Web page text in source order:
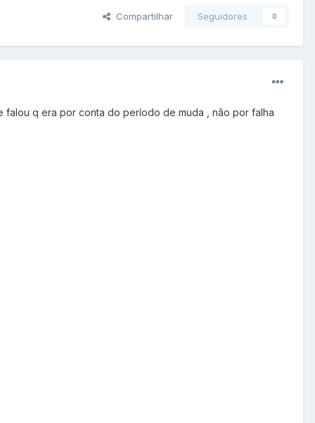
Compartilhar Seguidores 0
q era por conta do período de muda , não por falha